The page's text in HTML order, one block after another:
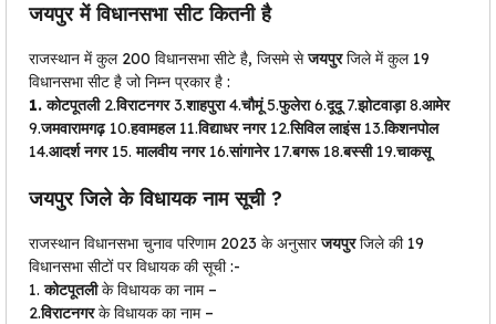
जयपुरमें विधानसभा सीट कितनी है
राजस्थान में कुल 200 विधानसभा सीटे है, जिसमे सेजयपुरजिले में कुल 19
विधानसभा सीट है जो निम्न प्रकार है :
1. कोटपूतली 2.विराटनगर3.शाहपुरा4.चौमूं5.फुलेरा6.दूदू 7.झोटवाड़ा8.आमेर
9.जमवारामगढ़ 10.हवामहल 11.विद्याधर नगर12.सिविल लाइंस13.किशनपोल
14.आदर्श नगर15. मालवीय नगर16.सांगानेर 17.बगरू18.बस्सी 19.चाकसू
जयपुरजिले के विधायक नाम सूची ?
राजस्थान विधानसभा चुनाव परिणाम 2023 के अनुसारजयपुरजिले की 19
विधानसभा सीटों पर विधायक की सूची :-
1.कोटपूतलीके विधायक का नाम –
2.विराटनगरके विधायक का नाम –